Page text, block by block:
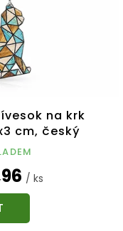
na krk
cm, český
/ ks